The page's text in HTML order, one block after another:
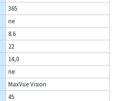
365
ne
8.6
22
14,0
ne
MaxVue Vision
45